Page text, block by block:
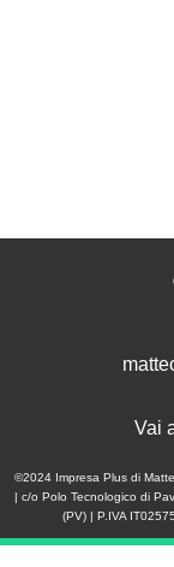
Vai
©2024 Impresa Plus di
| c/o Polo Tecnologico di
(PV) | P.IVA